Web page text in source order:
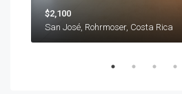
$2,100
San José, Rohrmoser, Costa Rica